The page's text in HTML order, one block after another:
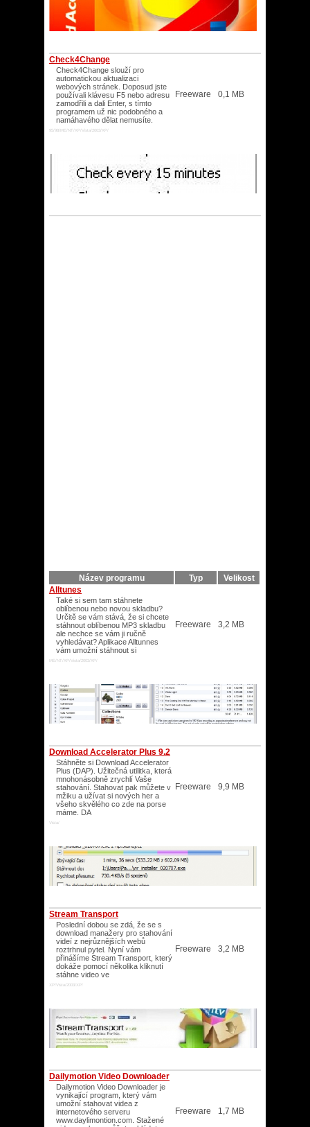
Check4Change
Check4Change slouží pro
automatickou aktualizaci
webových stránek. Doposud jste
používali klávesu F5 nebo adresu
zamodřili a dali Enter, s tímto
programem už nic podobného a
namáhavého dělat nemusíte.
95/98/ME/NT/XP/Vista/2003/XP/
Freeware 0,1 MB
Název programu Typ
Velikost
Alltunes
Také si sem tam stáhnete
oblíbenou nebo novou skladbu?
Určitě se vám stává, že si chcete
stáhnout oblíbenou MP3 skladbu
ale nechce se vám ji ručně
vyhledávat? Aplikace Alltunnes
vám umožní stáhnout si
ME/NT/XP/Vista/2003/XP/
Freeware 3,2 MB
Download Accelerator Plus 9.2
Stáhněte si Download Accelerator
Plus (DAP). Užitečná utilitka, která
mnohonásobně zrychlí Vaše
stahování. Stahovat pak můžete v
mžiku a užívat si nových her a
všeho skvělého co zde na porse
máme. DA
Vista/
Freeware 9,9 MB
Stream Transport
Poslední dobou se zdá, že se s
download manažery pro stahování
videí z nejrůznějších webů
roztrhnul pytel. Nyní vám
přinášíme Stream Transport, který
dokáže pomocí několika kliknutí
stáhne video ve
XP/Vista/2003/XP/
Freeware 3,2 MB
Dailymotion Video Downloader
Dailymotion Video Downloader je
vynikající program, který vám
umožní stahovat videa z
internetového serveru
www.daylimontion.com. Stažené
Freeware 1,7 MB